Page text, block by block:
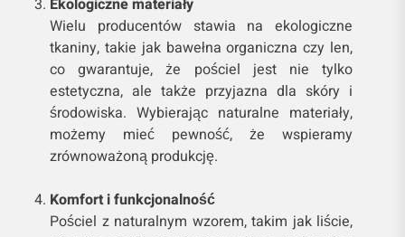
Ekologiczne materiały
Wielu producentów stawia na ekologiczne
tkaniny, takie jak bawełna organiczna czy len,
co gwarantuje, że pościel jest nie tylko
estetyczna, ale także przyjazna dla skóry i
środowiska. Wybierając naturalne materiały,
możemy mieć pewność, że wspieramy
zrównoważoną produkcję.
Komfort i funkcjonalność
Pościel z naturalnym wzorem, takim jak liście,